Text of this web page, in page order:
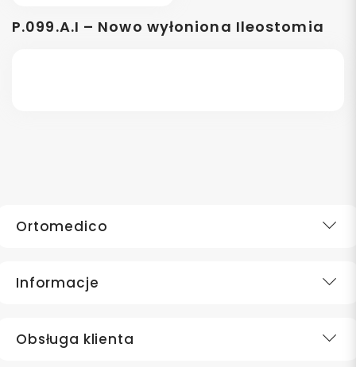
P.099.A.I – Nowo wyłoniona Ileostomia
Ortomedico
Informacje
Obsługa klienta